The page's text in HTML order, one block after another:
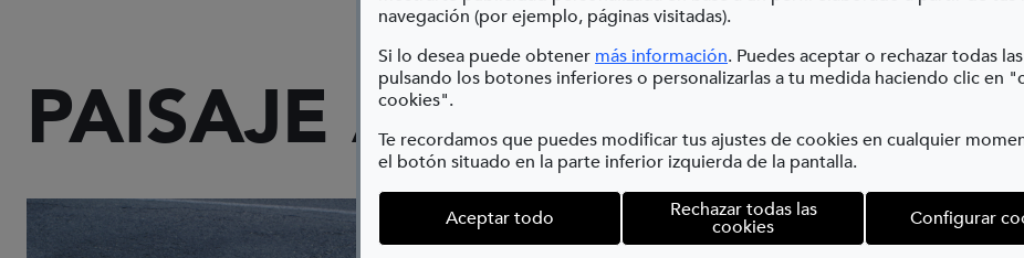
navegación (por ejemplo, páginas visitadas).
Si lo desea puede obtener más información(Abre en nueva ventana)
. Puedes aceptar o rechazar todas
pulsando los botones inferiores o personalizarlas a tu medida haciendo clic en
cookies".
Te recordamos que puedes modificar tus ajustes de cookies en cualquier
el botón situado en la parte inferior izquierda de la pantalla.
Aceptar todo Rechazar todas las
cookies Configurar
PAISAJE